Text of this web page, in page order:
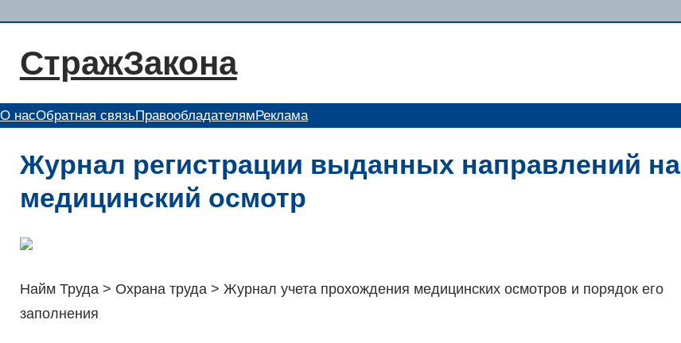
содержимому
СтражЗакона
О насОбратная связьПравообладателям Реклама
Журнал регистрации выданных направлений на
медицинский осмотр
Найм Труда > Охрана труда > Журнал учета прохождения медицинских осмотров и порядок его
заполнения